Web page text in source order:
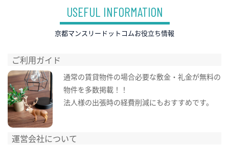
USEFUL INFORMATION
京都マンスリードットコムお役立ち情報
ご利用ガイド
通常の賃貸物件の場合必要な敷金・礼金が無料の
物件を多数掲載！！
法人様の出張時の経費削減にもおすすめです。
運営会社について